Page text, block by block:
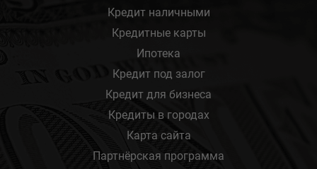
Кредит наличными
Кредитные карты
Ипотека
Кредит под залог
Кредит для бизнеса
Кредиты в городах
Карта сайта
Партнёрская программа